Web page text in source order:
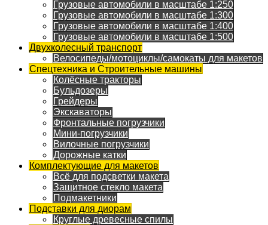
Грузовые автомобили в масштабе 1:250
Грузовые автомобили в масштабе 1:300
Грузовые автомобили в масштабе 1:400
Грузовые автомобили в масштабе 1:500
Двухколесный транспорт
Велосипеды/мотоциклы/самокаты для макетов
Спецтехника и Строительные машины
Колёсные тракторы
Бульдозеры
Грейдеры
Экскаваторы
Фронтальные погрузчики
Мини-погрузчики
Вилочные погрузчики
Дорожные катки
Комплектующие для макетов
Всё для подсветки макета
Защитное стекло макета
Подмакетники
Подставки для диорам
Круглые древесные спилы